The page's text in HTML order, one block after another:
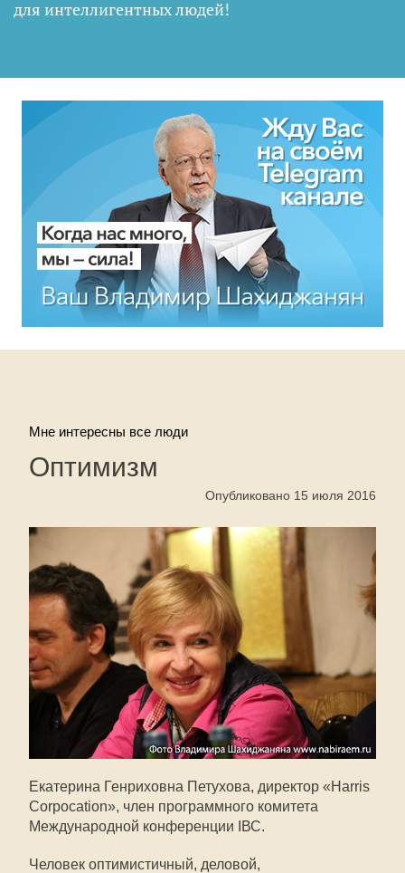
для интеллигентных людей!
Мне интересны все люди
Оптимизм
Опубликовано 15 июля 2016
Екатерина Генриховна Петухова, директор «Harris
Corpocation», член программного комитета
Международной конференции IВС.
Человек оптимистичный, деловой,